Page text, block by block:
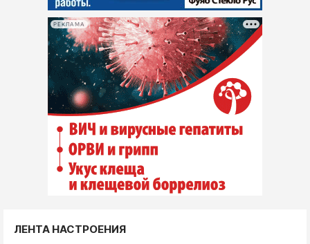
РЕКЛАМА
ЛЕНТА НАСТРОЕНИЯ